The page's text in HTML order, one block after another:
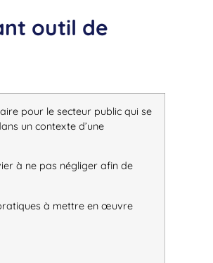
outil de
pour le secteur public qui se
un contexte d’une
à ne pas négliger afin de
à mettre en œuvre